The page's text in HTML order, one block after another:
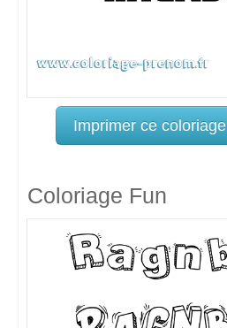
Imprimer ce coloriage
Coloriage Fun